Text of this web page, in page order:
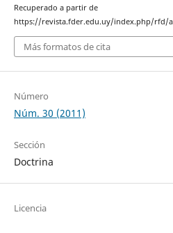
Recuperado a partir de
https://revista.fder.edu.uy/index.php/rfd/
Más formatos de cita
Número
Núm. 30 (2011)
Sección
Doctrina
Licencia